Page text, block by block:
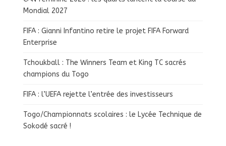
Mondial 2027
FIFA : Gianni Infantino retire le projet FIFA Forward
Enterprise
Tchoukball : The Winners Team et King TC sacrés
champions du Togo
FIFA : l’UEFA rejette l’entrée des investisseurs
Togo/Championnats scolaires : le Lycée Technique de
Sokodé sacré !